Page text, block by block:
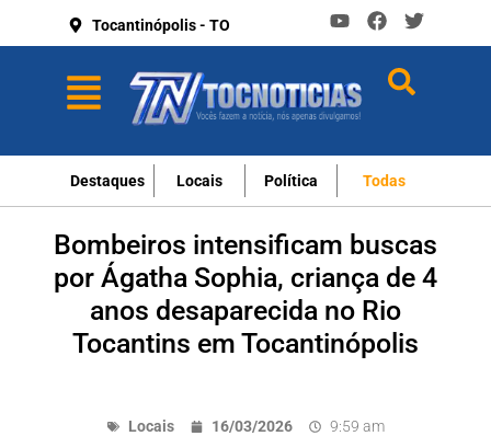
Tocantinópolis - TO
Destaques Locais Política Todas
Bombeiros intensificam buscas
por Ágatha Sophia, criança de 4
anos desaparecida no Rio
Tocantins em Tocantinópolis
Locais 16/03/2026 9:59 am